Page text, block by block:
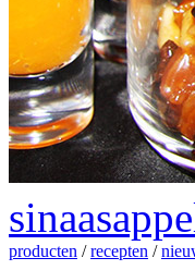
producten /recepten /